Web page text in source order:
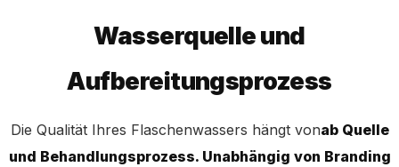
Wasserquelle und
Aufbereitungsprozess
Die Qualität Ihres Flaschenwassers hängt vonab Quelle
und Behandlungsprozess. Unabhängig von Branding